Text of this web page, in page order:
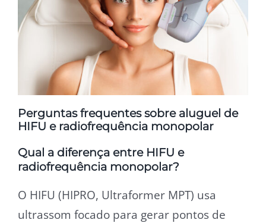
Perguntas frequentes sobre aluguel de
HIFU e radiofrequência monopolar
Qual a diferença entre HIFU e
radiofrequência monopolar?
O HIFU (HIPRO, Ultraformer MPT) usa
ultrassom focado para gerar pontos de